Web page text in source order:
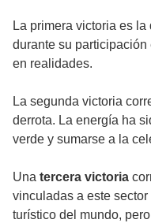
La primera victoria es
durante su
en realidades.
La segunda victoria
derrota. La energía ha
verde y sumarse a la
Una tercera victoria
vinculadas a este
turístico del mundo,